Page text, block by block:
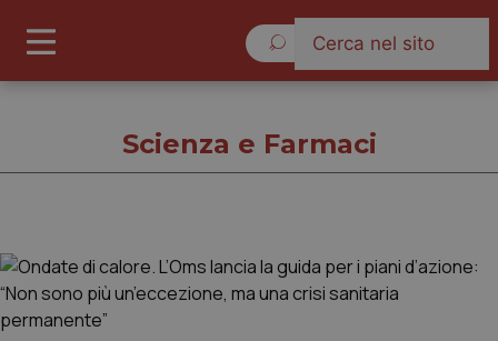
Cronache
Scienza e Farmaci